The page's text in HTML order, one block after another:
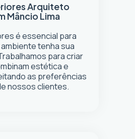
Arquiteto
Mâncio Lima
é essencial para
tenha sua
para criar
estética e
as preferências
nossos clientes.